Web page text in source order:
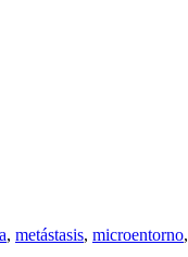
, metástasis, microentorno,